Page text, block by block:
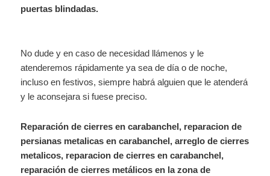
puertas blindadas.
No dude y en caso de necesidad llámenos y le
atenderemos rápidamente ya sea de día o de noche,
incluso en festivos, siempre habrá alguien que le atenderá
y le aconsejara si fuese preciso.
Reparación de cierres en carabanchel, reparacion de
persianas metalicas en carabanchel, arreglo de cierres
metalicos, reparacion de cierres en carabanchel,
reparación de cierres metálicos en la zona de